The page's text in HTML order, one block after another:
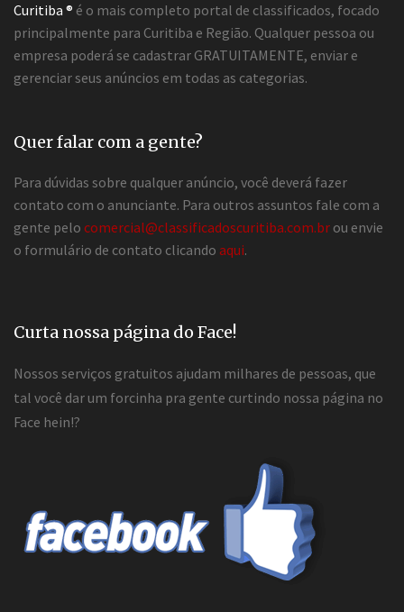
Curitiba ® é o mais completo portal de classificados, focado
principalmente para Curitiba e Região. Qualquer pessoa ou
empresa poderá se cadastrar GRATUITAMENTE, enviar e
gerenciar seus anúncios em todas as categorias.
Quer falar com a gente?
Para dúvidas sobre qualquer anúncio, você deverá fazer
contato com o anunciante. Para outros assuntos fale com a
gente pelo comercial@classificadoscuritiba.com.br ou envie
o formulário de contato clicando aqui.
Curta nossa página do Face!
Nossos serviços gratuitos ajudam milhares de pessoas, que
tal você dar um forcinha pra gente curtindo nossa página no
Face hein!?